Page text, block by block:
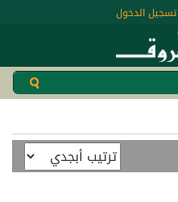
تسجيل الدخول